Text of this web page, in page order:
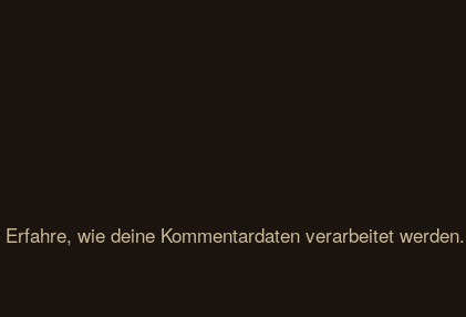
Erfahre, wie deine Kommentardaten verarbeitet werden.